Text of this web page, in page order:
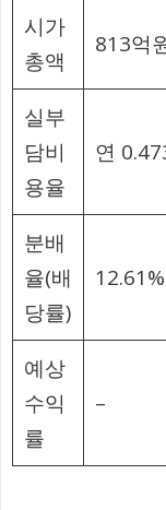
시가
총액
813억
실부
담비
용율
연
분배
율(배
당률)
예상
수익
률
–